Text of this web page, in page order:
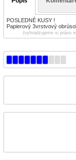
POSLEDNÉ KUSY !
Papierový 3vrstvový
(vyhradzujeme si právo